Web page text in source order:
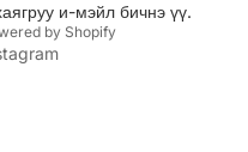
и-мэйл бичнэ үү.
by Shopify